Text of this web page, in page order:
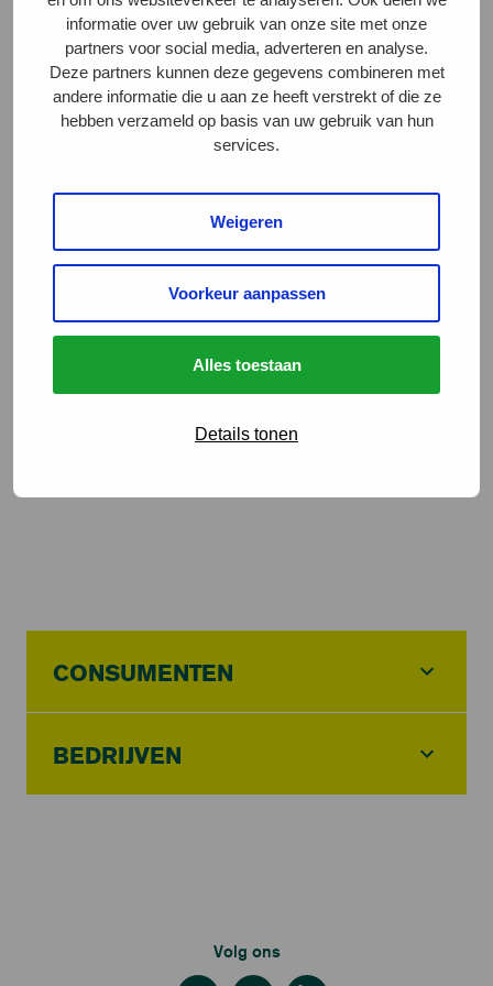
informatie over uw gebruik van onze site met onze
partners voor social media, adverteren en analyse.
Deze partners kunnen deze gegevens combineren met
andere informatie die u aan ze heeft verstrekt of die ze
hebben verzameld op basis van uw gebruik van hun
services.
Weigeren
Voorkeur aanpassen
Alles toestaan
Details tonen
supermarkten in Nederland het voorbeeld van Jumbo
volgen en daarmee 1 ster Beter Leven zuivel de
nieuwe standaard wordt in de markt. Zo maken we
samen echt het verschil op het gebied van
dierenwelzijn, de natuur en het milieu: voor een beter
koe, kalf, insecten, bijen, vlinders en
supermarkten geïnspireerd raken door deze stap van
Jumbo. Vanaf juni a.s. is de uitbreiding van het
zuivelassortiment een feit en beschikbaar in alle
Jumbo winkels en online, zo valt te lezen in het
van Jumbo.
CONSUMENTEN
BEDRIJVEN
Volg ons